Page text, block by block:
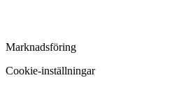
Marknadsföring
Cookie-inställningar